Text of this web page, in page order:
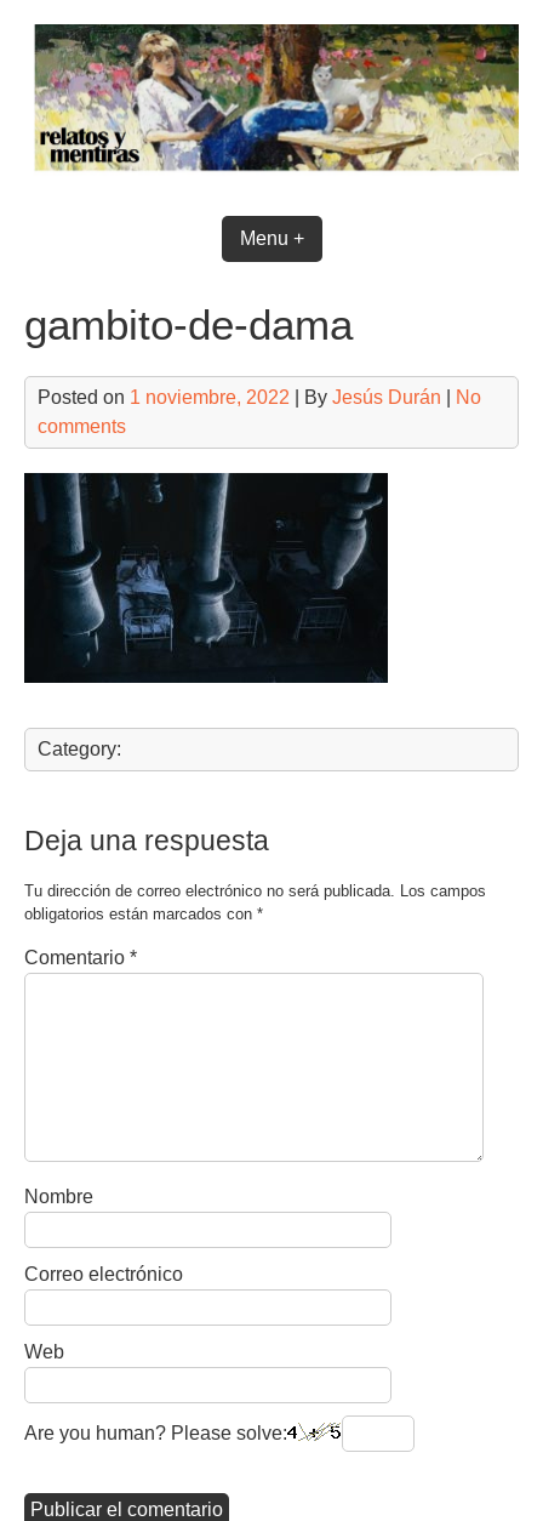
content
Menu +
gambito-de-dama
Posted on 1 noviembre, 2022 | By Jesús Durán
No
comments
Category:
Deja una respuesta
Tu dirección de correo electrónico no será publicada. Los campos
obligatorios están marcados con *
Comentario *
Nombre
Correo electrónico
Web
Are you human? Please solve: